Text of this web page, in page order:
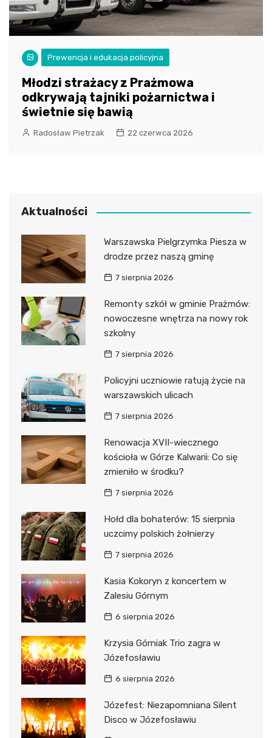
Prewencja i edukacja policyjna
Młodzi strażacy z Prażmowa
odkrywają tajniki pożarnictwa i
świetnie się bawią
Radosław Pietrzak 22 czerwca 2026
Aktualności
Warszawska Pielgrzymka Piesza w
drodze przez naszą gminę
7 sierpnia 2026
Remonty szkół w gminie Prażmów:
nowoczesne wnętrza na nowy rok
szkolny
7 sierpnia 2026
Policyjni uczniowie ratują życie na
warszawskich ulicach
7 sierpnia 2026
Renowacja XVII-wiecznego
kościoła w Górze Kalwarii: Co się
zmieniło w środku?
7 sierpnia 2026
Hołd dla bohaterów: 15 sierpnia
uczcimy polskich żołnierzy
7 sierpnia 2026
Kasia Kokoryn z koncertem w
Zalesiu Górnym
6 sierpnia 2026
Krzysia Górniak Trio zagra w
Józefosławiu
6 sierpnia 2026
Józefest: Niezapomniana Silent
Disco w Józefosławiu